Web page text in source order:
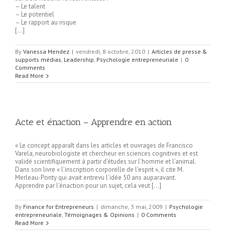
– Le talent
– Le potentiel
– Le rapport au risque
[…]
By Vanessa Mendez | vendredi, 8 octobre, 2010 | Articles de presse &
supports médias Leadership Psychologie entrepreneuriale | 0
Comments
Read More
Acte et énaction – Apprendre en action
« Le concept apparaît dans les articles et ouvrages de Francisco
Varela, neurobiologiste et chercheur en sciences cognitives et est
validé scientifiquement à partir d’études sur l’homme et l’animal.
Dans son livre « l’inscription corporelle de l’esprit », il cite M.
Merleau-Ponty qui avait entrevu l’idée 50 ans auparavant.
Apprendre par l’énaction pour un sujet, cela veut […]
By Finance for Entrepreneurs | dimanche, 3 mai, 2009 | Psychologie
entrepreneuriale Témoignages & Opinions | 0 Comments
Read More